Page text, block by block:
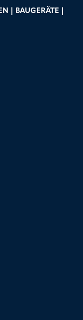
| BAUGERÄTE |